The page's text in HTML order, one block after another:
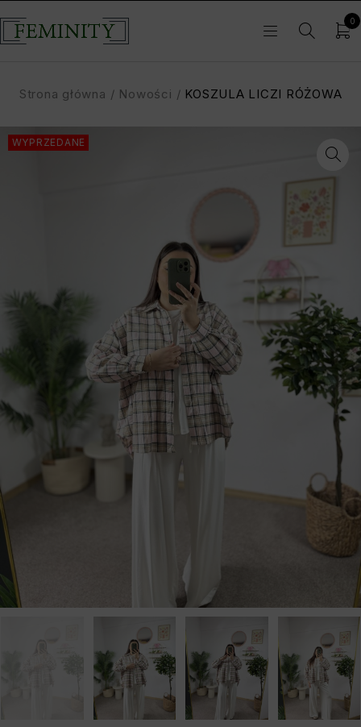
0
Strona główna / Nowości / KOSZULA LICZI RÓŻOWA
WYPRZEDANE